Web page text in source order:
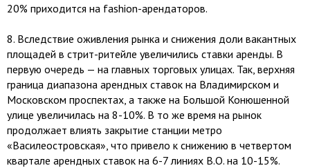
20% приходится на fashion-арендаторов.
8.​ Вследствие оживления рынка и снижения доли вакантных
площадей в стрит-ритейле увеличились ставки аренды. В
первую очередь — на главных торговых улицах. Так, верхняя
граница диапазона арендных ставок на Владимирском и
Московском проспектах, а также на Большой Конюшенной
улице увеличилась на 8-10%. В то же время на рынок
продолжает влиять закрытие станции метро
«Василеостровская», что привело к снижению в четвертом
квартале арендных ставок на 6-7 линиях В.О. на 10-15%.